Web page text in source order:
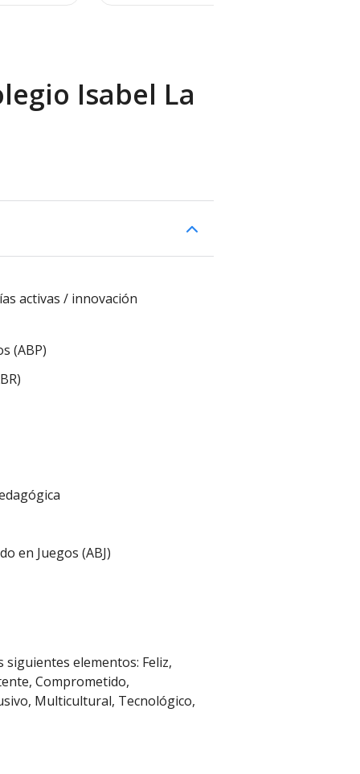
Isabel La
activas / innovación
(ABP)
en Juegos (ABJ)
elementos: Feliz,
Comprometido,
Multicultural, Tecnológico,